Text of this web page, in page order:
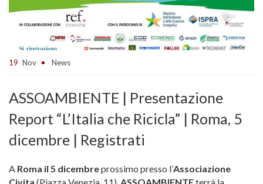
19 Nov News
ASSOAMBIENTE | Presentazione
Report “L’Italia che Ricicla” | Roma, 5
dicembre | Registrati
A Roma il 5 dicembreprossimo presso l’Associazione